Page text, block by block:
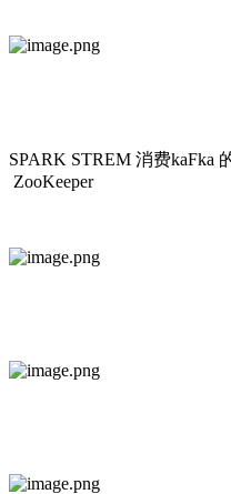
SPARK STREM 消费kaFka
ZooKeeper